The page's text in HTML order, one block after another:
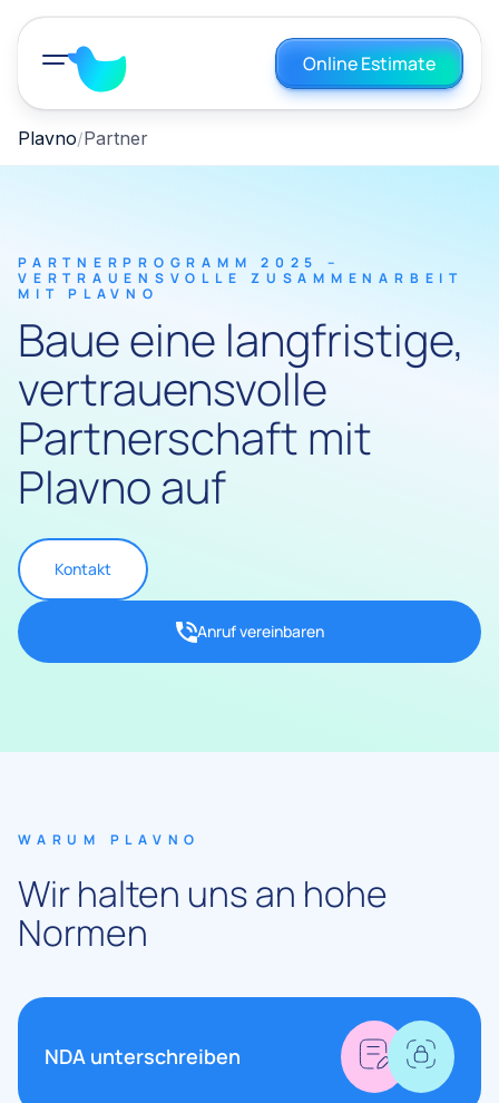
Online Estimate
Plavno Partner
PARTNERPROGRAMM 2025 –
VERTRAUENSVOLLE ZUSAMMENARBEIT
MIT PLAVNO
Baue eine langfristige,
vertrauensvolle
Partnerschaft mit
Plavno auf
Kontakt
Anruf vereinbaren
WARUM PLAVNO
Wir halten uns an hohe
Normen
NDA unterschreiben